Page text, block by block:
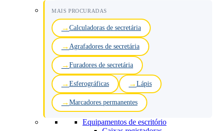
MAIS PROCURADAS
Calculadoras de secretária
Agrafadores de secretária
Furadores de secretária
Esferográficas Lápis
Marcadores permanentes
Equipamentos de escritório